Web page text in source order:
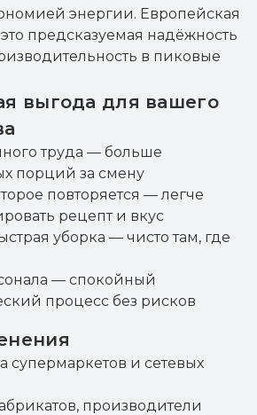
энергии. Европейская
предсказуемая надёжность
в пиковые
выгода для вашего
труда — больше
порций за смену
повторяется — легче
рецепт и вкус
уборка — чисто там, где
— спокойный
процесс без рисков
супермаркетов и сетевых
производители